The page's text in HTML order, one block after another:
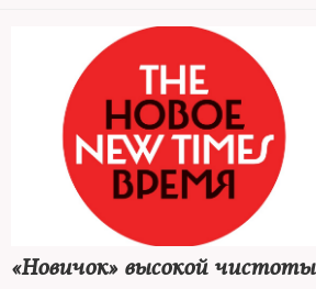
«Новичок» высокой чистоты